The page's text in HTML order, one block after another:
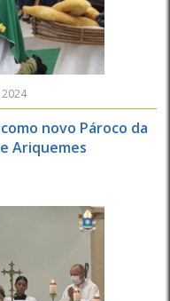
novo Pároco da
Ariquemes